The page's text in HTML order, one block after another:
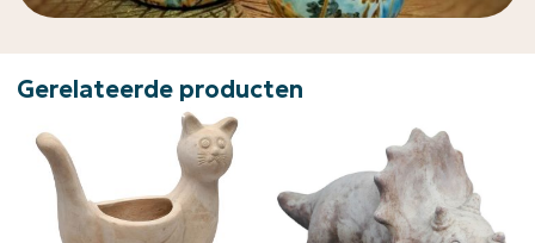
Gerelateerde producten